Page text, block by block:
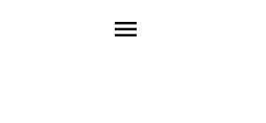
menu